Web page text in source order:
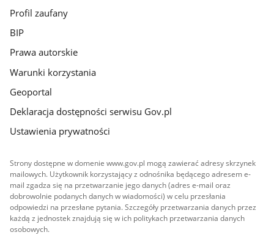
Profil zaufany
BIP
Prawa autorskie
Warunki korzystania
Geoportal
Deklaracja dostępności serwisu Gov.pl
Ustawienia prywatności
Strony dostępne w domenie www.gov.pl mogą zawierać adresy skrzynek
mailowych. Użytkownik korzystający z odnośnika będącego adresem e-
mail zgadza się na przetwarzanie jego danych (adres e-mail oraz
dobrowolnie podanych danych w wiadomości) w celu przesłania
odpowiedzi na przesłane pytania. Szczegóły przetwarzania danych przez
każdą z jednostek znajdują się w ich politykach przetwarzania danych
osobowych.